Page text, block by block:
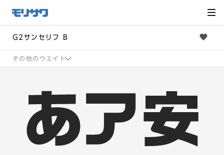
メ
ニュー
飛ばし
へ移動
G2サンセリフ B
その他のウエイト